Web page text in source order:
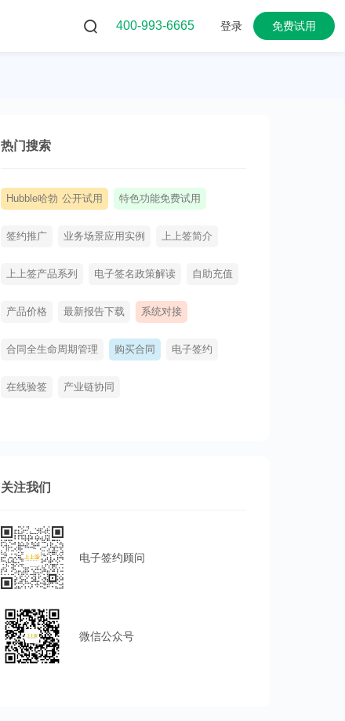
400-993-6665 登录 免费试用
热门搜索
Hubble哈勃 公开试用 特色功能免费试用
签约推广 业务场景应用实例 上上签简介
上上签产品系列 电子签名政策解读 自助充值
产品价格 最新报告下载 系统对接
合同全生命周期管理 购买合同 电子签约
在线验签 产业链协同
关注我们
电子签约顾问
微信公众号